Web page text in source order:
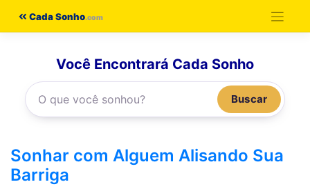
Cada Sonho
Você Encontrará Cada Sonho
Buscar
Sonhar com Alguem Alisando Sua
Barriga